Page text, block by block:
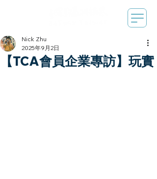
【TCA會員企業專訪】玩實
Nick Zhu
2025年9月2日